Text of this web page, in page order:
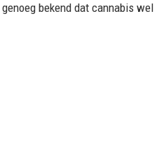
genoeg bekend dat cannabis wel